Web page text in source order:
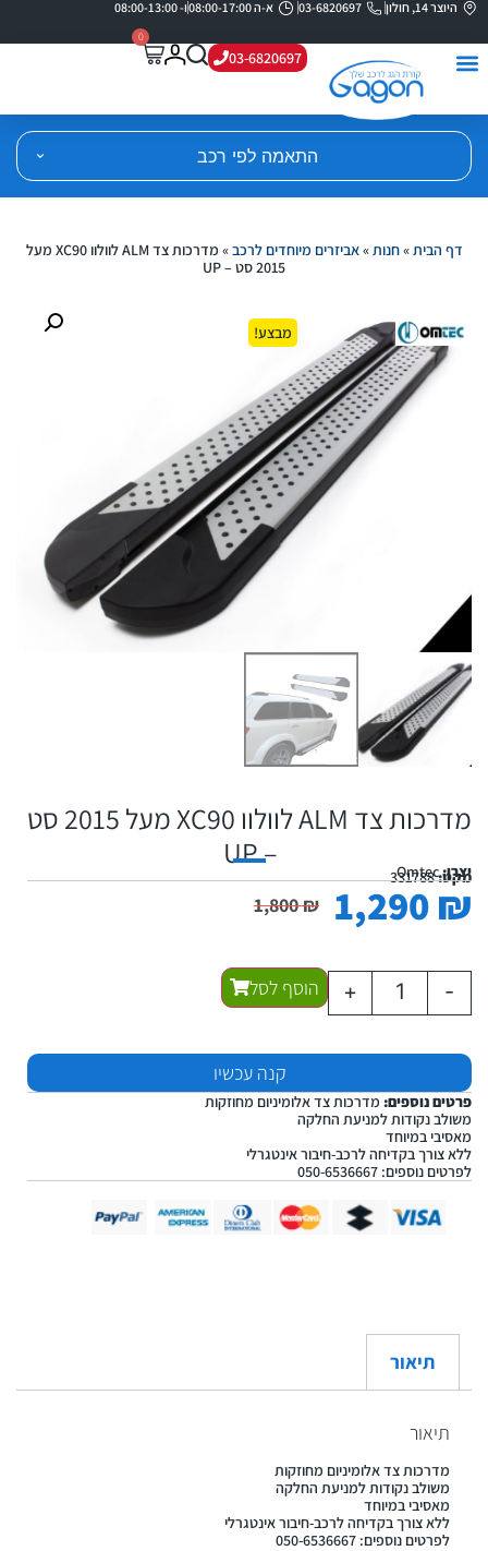
היוצר 14, חולון 03-6820697 א-ה 08:00-17:00 ו- 08:00-13:00
03-6820697
0
התאמה לפי רכב
דף הבית»חנות»אביזרים מיוחדים לרכב»
מדרכות צד ALM לוולוו XC90 מעל
2015 סט – UP
מבצע!
מדרכות צד ALM לוולוו XC90 מעל 2015 סט
– UP
יצרן:Omtecמקט:331788
1,800₪ 1,290₪
-
+ הוסף לסל
קנה עכשיו
פרטים נוספים: מדרכות צד אלומיניום מחוזקות
משולב נקודות למניעת החלקה
מאסיבי במיוחד
ללא צורך בקדיחה לרכב-חיבור אינטגרלי
לפרטים נוספים: 050-6536667
תיאור
תיאור
מדרכות צד אלומיניום מחוזקות
משולב נקודות למניעת החלקה
מאסיבי במיוחד
ללא צורך בקדיחה לרכב-חיבור אינטגרלי
לפרטים נוספים: 050-6536667